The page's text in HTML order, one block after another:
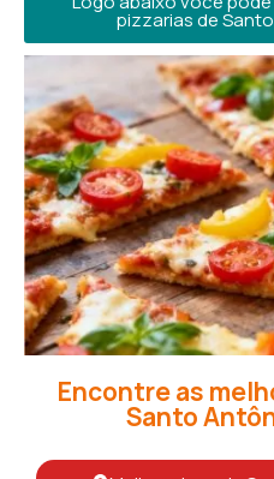
pizzarias de
Encontre as
Santo